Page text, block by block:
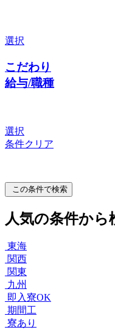
選択
こだわり
給与/職種
選択
条件クリア
この条件で検索
人気の条件から
東海
関西
関東
九州
即入寮OK
期間工
寮あり